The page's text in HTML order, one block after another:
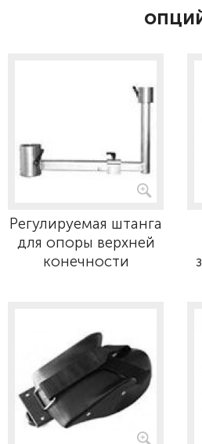
Регулируемая штанга
для опоры верхней
конечности